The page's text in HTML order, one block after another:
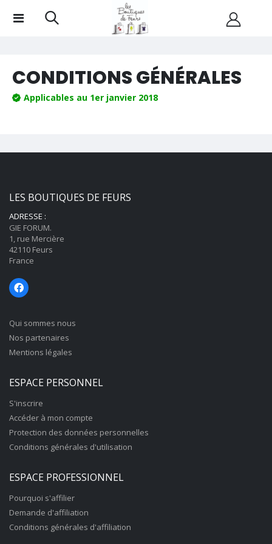
CONDITIONS GÉNÉRALES
Applicables au 1er janvier 2018
LES BOUTIQUES DE FEURS
ADRESSE :
GIE FORUM.
1, rue Mercière
42110 Feurs
France
Qui sommes nous
Nos partenaires
Mentions légales
ESPACE PERSONNEL
S'inscrire
Accéder à mon compte
Protection des données personnelles
Conditions générales d'utilisation
ESPACE PROFESSIONNEL
Pourquoi s'affilier
Demande d'affiliation
Conditions générales d'affiliation